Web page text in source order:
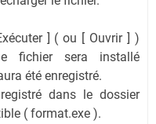
] ( ou [ Ouvrir ] )
fichier sera installé
été enregistré.
dans le dossier
( format.exe ).